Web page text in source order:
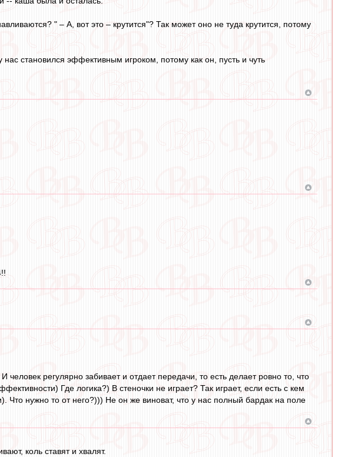
" – А, вот это – крутится"? Так может оно не туда крутится, потому
становился эффективным игроком, потому как он, пусть и чуть
регулярно забивает и отдает передачи, то есть делает ровно то, что
Где логика?) В стеночки не играет? Так играет, если есть с кем
нужно то от него?))) Не он же виноват, что у нас полный бардак на поле
коль ставят и хвалят.